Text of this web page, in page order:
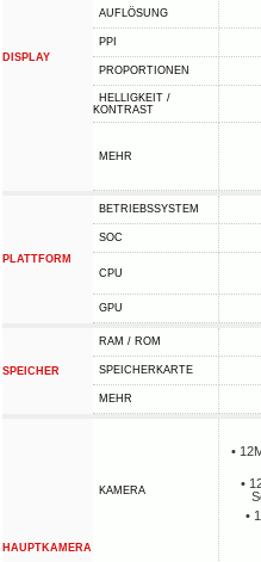
DISPLAY
AUFLÖSUNG
PPI
PROPORTIONEN
HELLIGKEIT /
KONTRAST
MEHR
PLATTFORM
BETRIEBSSYSTEM
SOC
CPU
GPU
SPEICHER
RAM / ROM
SPEICHERKARTE
MEHR
HAUPTKAMERA
KAMERA
•
•
•